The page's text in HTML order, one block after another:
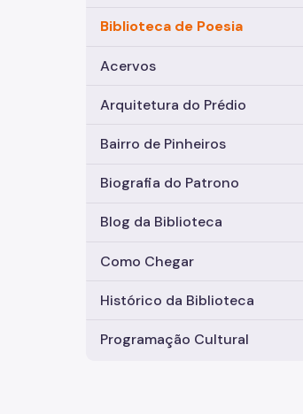
Biblioteca de Poesia
Acervos
Arquitetura do Prédio
Bairro de Pinheiros
Biografia do Patrono
Blog da Biblioteca
Como Chegar
Histórico da Biblioteca
Programação Cultural